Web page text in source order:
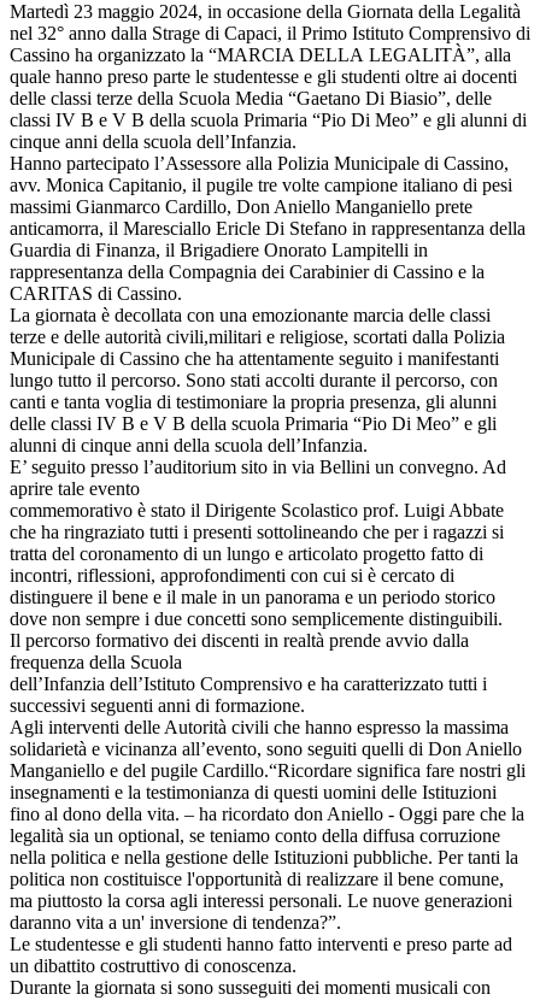
Martedì 23 maggio 2024, in occasione della Giornata della Legalità
nel 32° anno dalla Strage di Capaci, il Primo Istituto Comprensivo di
Cassino ha organizzato la “MARCIA DELLA LEGALITÀ”, alla
quale hanno preso parte le studentesse e gli studenti oltre ai docenti
delle classi terze della Scuola Media “Gaetano Di Biasio”, delle
classi IV B e V B della scuola Primaria “Pio Di Meo” e gli alunni di
cinque anni della scuola dell’Infanzia.
Hanno partecipato l’Assessore alla Polizia Municipale di Cassino,
avv. Monica Capitanio, il pugile tre volte campione italiano di pesi
massimi Gianmarco Cardillo, Don Aniello Manganiello prete
anticamorra, il Maresciallo Ericle Di Stefano in rappresentanza della
Guardia di Finanza, il Brigadiere Onorato Lampitelli in
rappresentanza della Compagnia dei Carabinier di Cassino e la
CARITAS di Cassino.
La giornata è decollata con una emozionante marcia delle classi
terze e delle autorità civili,militari e religiose, scortati dalla Polizia
Municipale di Cassino che ha attentamente seguito i manifestanti
lungo tutto il percorso. Sono stati accolti durante il percorso, con
canti e tanta voglia di testimoniare la propria presenza, gli alunni
delle classi IV B e V B della scuola Primaria “Pio Di Meo” e gli
alunni di cinque anni della scuola dell’Infanzia.
E’ seguito presso l’auditorium sito in via Bellini un convegno. Ad
aprire tale evento
commemorativo è stato il Dirigente Scolastico prof. Luigi Abbate
che ha ringraziato tutti i presenti sottolineando che per i ragazzi si
tratta del coronamento di un lungo e articolato progetto fatto di
incontri, riflessioni, approfondimenti con cui si è cercato di
distinguere il bene e il male in un panorama e un periodo storico
dove non sempre i due concetti sono semplicemente distinguibili.
Il percorso formativo dei discenti in realtà prende avvio dalla
frequenza della Scuola
dell’Infanzia dell’Istituto Comprensivo e ha caratterizzato tutti i
successivi seguenti anni di formazione.
Agli interventi delle Autorità civili che hanno espresso la massima
solidarietà e vicinanza all’evento, sono seguiti quelli di Don Aniello
Manganiello e del pugile Cardillo.“Ricordare significa fare nostri gli
insegnamenti e la testimonianza di questi uomini delle Istituzioni
fino al dono della vita. – ha ricordato don Aniello - Oggi pare che la
legalità sia un optional, se teniamo conto della diffusa corruzione
nella politica e nella gestione delle Istituzioni pubbliche. Per tanti la
politica non costituisce l'opportunità di realizzare il bene comune,
ma piuttosto la corsa agli interessi personali. Le nuove generazioni
daranno vita a un' inversione di tendenza?”.
Le studentesse e gli studenti hanno fatto interventi e preso parte ad
un dibattito costruttivo di conoscenza.
Durante la giornata si sono susseguiti dei momenti musicali con